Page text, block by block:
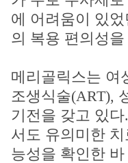
에 어려움이 있
의 복용 편의성을
메리골릭스는 여
조생식술(ART),
기전을 갖고 있
서도 유의미한
능성을 확인한 바